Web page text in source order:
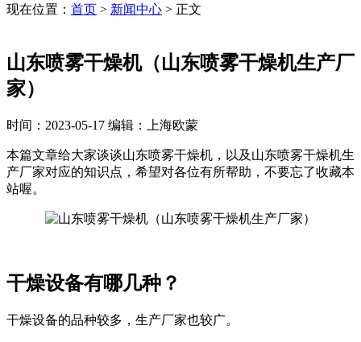
现在位置： 首页 > 新闻中心 > 正文
山东喷雾干燥机（山东喷雾干燥机生产厂
家）
时间：2023-05-17 编辑：上海欧蒙
本篇文章给大家谈谈山东喷雾干燥机，以及山东喷雾干燥机生
产厂家对应的知识点，希望对各位有所帮助，不要忘了收藏本
站喔。
干燥设备有哪几种？
干燥设备的品种较多，生产厂家也较广。